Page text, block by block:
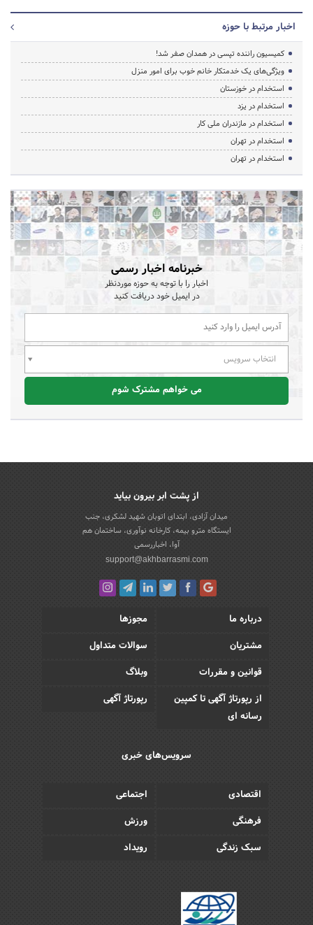
اخبار مرتبط با حوزه
کمیسیون راننده تپسی در همدان صفر شد!
ویژگی‌های یک خدمتکار خانم خوب برای امور منزل
استخدام در خوزستان
استخدام در یزد
استخدام در مازندران ملی کار
استخدام در تهران
استخدام در تهران
خبرنامه اخبار رسمی
اخبار را با توجه به حوزه موردنظر
در ایمیل خود دریافت کنید
انتخاب سرویس
می خواهم مشترک شوم
از پشت ابر بیرون بیاید
میدان آزادی، ابتدای اتوبان شهید لشکری، جنب
ایستگاه مترو بیمه، کارخانه نوآوری، ساختمان هم
آوا، اخباررسمی
support@akhbarrasmi.com
درباره ما
مجوزها
مشتریان
سوالات متداول
قوانین و مقررات
وبلاگ
از رپورتاژ آگهی تا کمپین
رسانه ای
رپورتاژ آگهی
سرویس‌های خبری
اقتصادی
اجتماعی
فرهنگی
ورزش
سبک زندگی
رویداد